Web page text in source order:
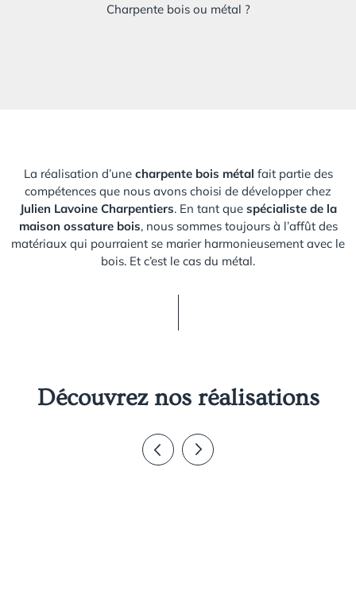
Charpente bois ou métal ?
La réalisation d’une charpente bois métal fait partie des
compétences que nous avons choisi de développer chez
Julien Lavoine Charpentiers. En tant que spécialiste de la
maison ossature bois, nous sommes toujours à l’affût des
matériaux qui pourraient se marier harmonieusement avec le
bois. Et c’est le cas du métal.
Découvrez nos réalisations